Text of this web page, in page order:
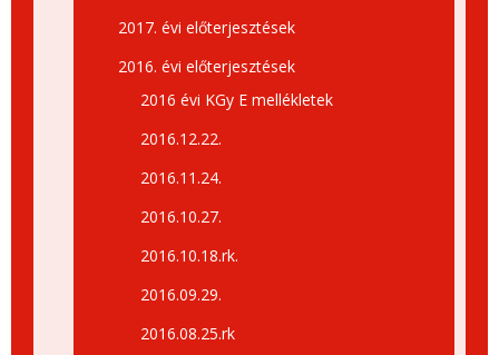
2017. évi előterjesztések
2016. évi előterjesztések
2016 évi KGy E mellékletek
2016.12.22.
2016.11.24.
2016.10.27.
2016.10.18.rk.
2016.09.29.
2016.08.25.rk